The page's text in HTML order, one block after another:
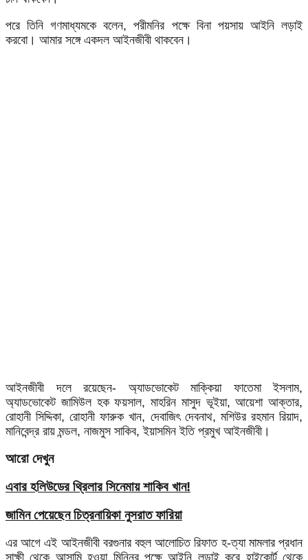
পরে তিনি গণমাধ্যমকে বলেন, পরীমনির পক্ষে বিনা পয়সায় আইনি লড়াই
করবো। আমার সঙ্গে একদল আইনজীবী থাকবেন।
আইনজীবী দলে রয়েছেন- অ্যাডভোকেট মাক্কিয়া ফাতেমা ইসলাম,
অ্যাডভোকেট জামিউল হক ফয়সাল, মাহরিন মাসুদ ভূইয়া, আয়েশা আক্তার,
রোহানী সিদ্দিকা, রোহানী ফারুক খান, দেবাজিৎ দেবনাথ, মশিউর রহমান রিয়াদ,
মানিবেন্দ্র রায় মন্ডল, নাজমুস সাকিব, ইয়াসমিন ইতি প্রমুখ আইনজীবী।
আরো দেখুন
এবার হলিউডের থ্রিলার সিনেমায় শাকিব খান!
জামিন পেয়েছেন চিত্রনায়িকা নুসরাত ফারিয়া
এর আগে এই আইনজীবী বরগুনার বহুল আলোচিত রিফাত হ-ত্যা মামলার প্রধান
সাক্ষী থেকে আসামি হওয়া মিন্নির পক্ষে আইনি লড়াই করে হাইকোর্ট থেকে